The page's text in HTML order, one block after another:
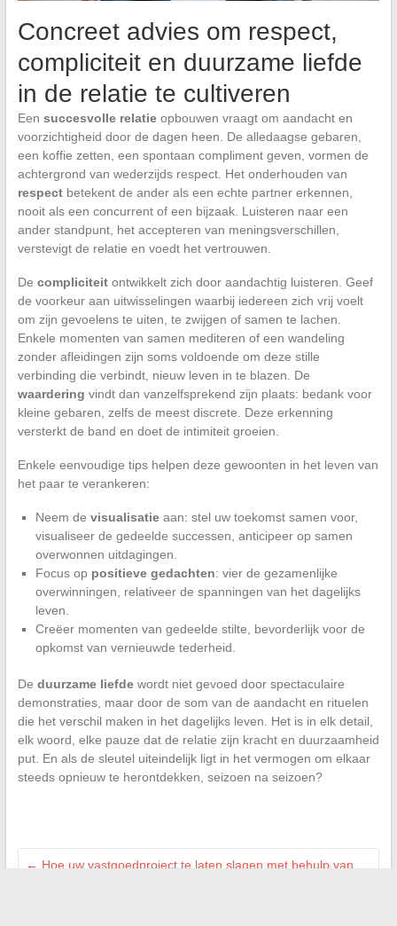
Concreet advies om respect,
compliciteit en duurzame liefde
in de relatie te cultiveren
Een succesvolle relatieopbouwen vraagt om aandacht en
voorzichtigheid door de dagen heen. De alledaagse gebaren,
een koffie zetten, een spontaan compliment geven, vormen de
achtergrond van wederzijds respect. Het onderhouden van
respectbetekent de ander als een echte partner erkennen,
nooit als een concurrent of een bijzaak. Luisteren naar een
ander standpunt, het accepteren van meningsverschillen,
verstevigt de relatie en voedt het vertrouwen.
De compliciteitontwikkelt zich door aandachtig luisteren. Geef
de voorkeur aan uitwisselingen waarbij iedereen zich vrij voelt
om zijn gevoelens te uiten, te zwijgen of samen te lachen.
Enkele momenten van samen mediteren of een wandeling
zonder afleidingen zijn soms voldoende om deze stille
verbinding die verbindt, nieuw leven in te blazen. De
waardering vindt dan vanzelfsprekend zijn plaats: bedank voor
kleine gebaren, zelfs de meest discrete. Deze erkenning
versterkt de band en doet de intimiteit groeien.
Enkele eenvoudige tips helpen deze gewoonten in het leven van
het paar te verankeren:
Neem de visualisatieaan: stel uw toekomst samen voor,
visualiseer de gedeelde successen, anticipeer op samen
overwonnen uitdagingen.
Focus op positieve gedachten: vier de gezamenlijke
overwinningen, relativeer de spanningen van het dagelijks
leven.
Creëer momenten van gedeelde stilte, bevorderlijk voor de
opkomst van vernieuwde tederheid.
De duurzame liefdewordt niet gevoed door spectaculaire
demonstraties, maar door de som van de aandacht en rituelen
die het verschil maken in het dagelijks leven. Het is in elk detail,
elk woord, elke pauze dat de relatie zijn kracht en duurzaamheid
put. En als de sleutel uiteindelijk ligt in het vermogen om elkaar
steeds opnieuw te herontdekken, seizoen na seizoen?
← Hoe uw vastgoedproject te laten slagen met behulp van